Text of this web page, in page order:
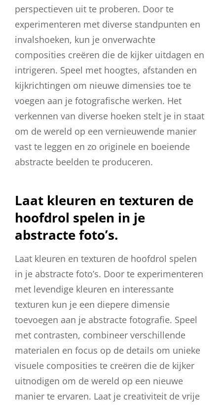
perspectieven uit te proberen. Door te
experimenteren met diverse standpunten en
invalshoeken, kun je onverwachte
composities creëren die de kijker uitdagen en
intrigeren. Speel met hoogtes, afstanden en
kijkrichtingen om nieuwe dimensies toe te
voegen aan je fotografische werken. Het
verkennen van diverse hoeken stelt je in staat
om de wereld op een vernieuwende manier
vast te leggen en zo originele en boeiende
abstracte beelden te produceren.
Laat kleuren en texturen de
hoofdrol spelen in je
abstracte foto’s.
Laat kleuren en texturen de hoofdrol spelen
in je abstracte foto’s. Door te experimenteren
met levendige kleuren en interessante
texturen kun je een diepere dimensie
toevoegen aan je abstracte fotografie. Speel
met contrasten, combineer verschillende
materialen en focus op de details om unieke
visuele composities te creëren die de kijker
uitnodigen om de wereld op een nieuwe
manier te ervaren. Laat je creativiteit de vrije